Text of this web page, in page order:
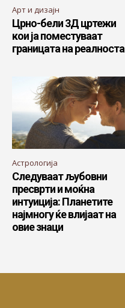
Арт и дизајн
Црно-бели 3Д цртежи
кои ја поместуваат
границата на реалноста
Астрологија
Следуваат љубовни
пресврти и моќна
интуиција: Планетите
најмногу ќе влијаат на
овие знаци